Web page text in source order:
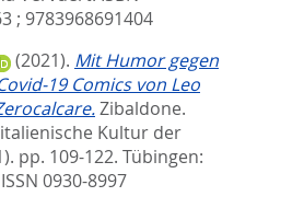
; 9783968691404
(2021). Mit Humor gegen
19 Comics von Leo
Zibaldone.
Kultur der
pp. 109-122. Tübingen:
0930-8997